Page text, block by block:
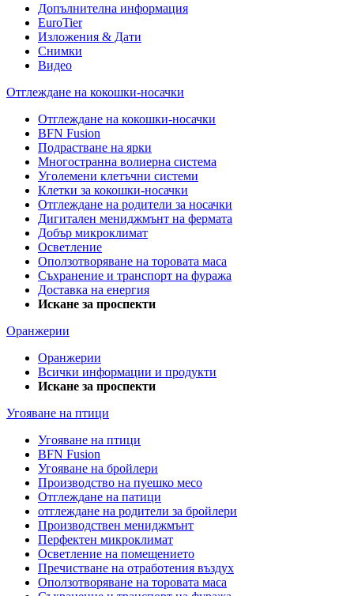
Допълнителна информация
EuroTier
Изложения & Дати
Снимки
Видео
Отглеждане на кокошки-носачки
Отглеждане на кокошки-носачки
BFN Fusion
Подрастване на ярки
Многостранна волиерна система
Уголемени клетъчни системи
Клетки за кокошки-носачки
Отглеждане на родители за носачки
Дигитален мениджмънт на фермата
Добър микроклимат
Осветление
Оползотворяване на торовата маса
Съхранение и транспорт на фуража
Доставка на енергия
Искане за проспекти
Оранжерии
Оранжерии
Всички информации и продукти
Искане за проспекти
Угояване на птици
Угояване на птици
BFN Fusion
Угояване на бройлери
Производство на пуешко месо
Отглеждане на патици
отглеждане на родители за бройлери
Производствен мениджмънт
Перфектен микроклимат
Осветление на помещението
Пречистване на отработения въздух
Оползотворяване на торовата маса